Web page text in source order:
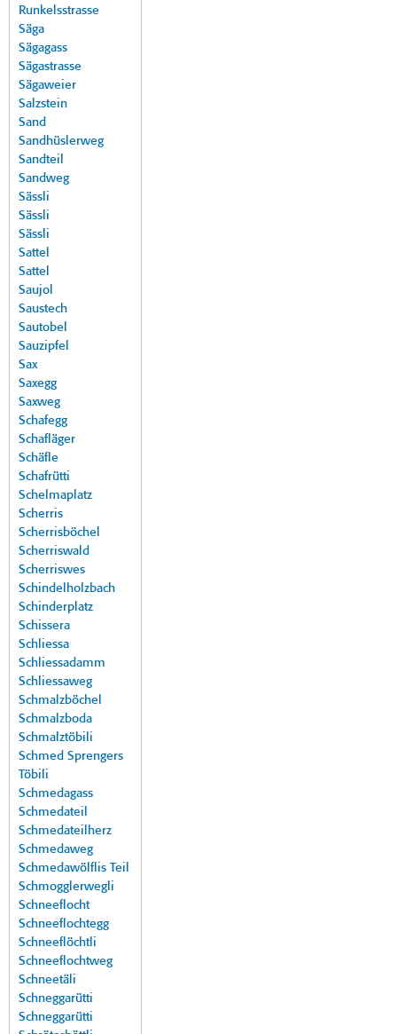
Runkelsstrasse
Säga
Sägagass
Sägastrasse
Sägaweier
Salzstein
Sand
Sandhüslerweg
Sandteil
Sandweg
Sässli
Sässli
Sässli
Sattel
Sattel
Saujol
Saustech
Sautobel
Sauzipfel
Sax
Saxegg
Saxweg
Schafegg
Schafläger
Schäfle
Schafrütti
Schelmaplatz
Scherris
Scherrisböchel
Scherriswald
Scherriswes
Schindelholzbach
Schinderplatz
Schissera
Schliessa
Schliessadamm
Schliessaweg
Schmalzböchel
Schmalzboda
Schmalztöbili
Schmed Sprengers
Töbili
Schmedagass
Schmedateil
Schmedateilherz
Schmedaweg
Schmedawölflis Teil
Schmogglerwegli
Schneeflocht
Schneeflochtegg
Schneeflöchtli
Schneeflochtweg
Schneetäli
Schneggarütti
Schneggarütti